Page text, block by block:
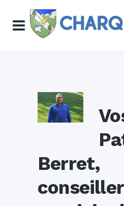
Berret,
conseiller